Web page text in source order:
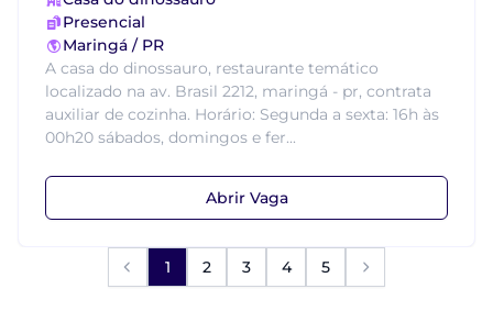
Presencial
Maringá / PR
A casa do dinossauro, restaurante temático
localizado na av. Brasil 2212, maringá - pr, contrata
auxiliar de cozinha. Horário: Segunda a sexta: 16h às
00h20 sábados, domingos e fer...
Abrir Vaga
1 2 3 4 5